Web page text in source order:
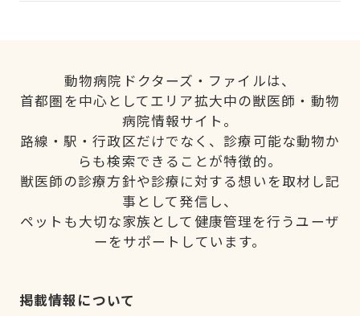
動物病院ドクターズ・ファイルは、
首都圏を中心としてエリア拡大中の獣医師・動物
病院情報サイト。
路線・駅・行政区だけでなく、診療可能な動物か
らも検索できることが特徴的。
獣医師の診療方針や診療に対する想いを取材し記
事として発信し、
ペットも大切な家族として健康管理を行うユーザ
ーをサポートしています。
掲載情報について